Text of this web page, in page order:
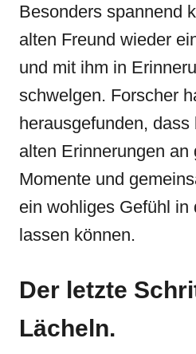
Besonders spannend
alten Freund wieder
und mit ihm in
schwelgen. Forscher
herausgefunden,
alten Erinnerungen an
Momente und
ein wohliges Gefühl in
lassen können.
Der letzte
Lächeln.